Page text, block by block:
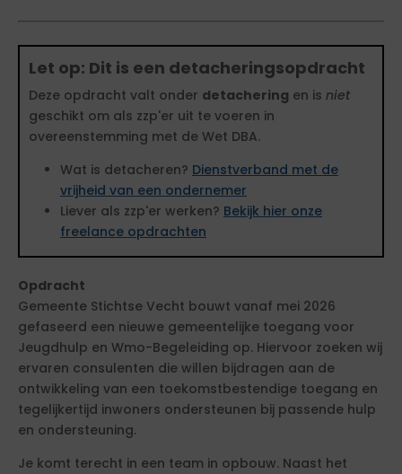
Let op: Dit is een detacheringsopdracht
Deze opdracht valt onder detachering en is niet
geschikt om als zzp'er uit te voeren in
overeenstemming met de Wet DBA.
Wat is detacheren? Dienstverband met de
vrijheid van een ondernemer
Liever als zzp'er werken? Bekijk hier onze
freelance opdrachten
Opdracht
Gemeente Stichtse Vecht bouwt vanaf mei 2026
gefaseerd een nieuwe gemeentelijke toegang voor
Jeugdhulp en Wmo-Begeleiding op. Hiervoor zoeken wij
ervaren consulenten die willen bijdragen aan de
ontwikkeling van een toekomstbestendige toegang en
tegelijkertijd inwoners ondersteunen bij passende hulp
en ondersteuning.
Je komt terecht in een team in opbouw. Naast het